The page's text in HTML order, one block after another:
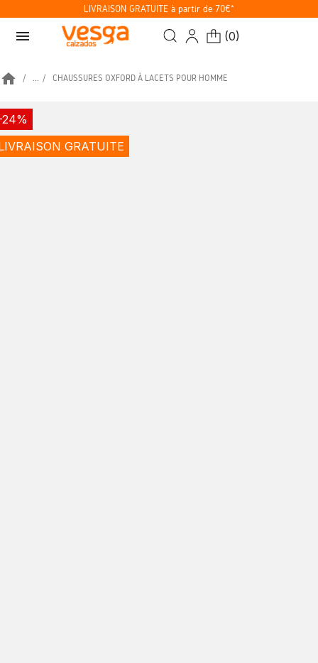
LIVRAISON GRATUITE à partir de 70€*
menu (0)
home ... CHAUSSURES OXFORD À LACETS POUR HOMME
GRATUITE